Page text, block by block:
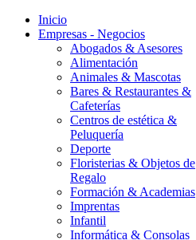
Inicio
Empresas - Negocios
Abogados & Asesores
Alimentación
Animales & Mascotas
Bares & Restaurantes &
Cafeterías
Centros de estética &
Peluquería
Deporte
Floristerias & Objetos de
Regalo
Formación & Academias
Imprentas
Infantil
Informática & Consolas